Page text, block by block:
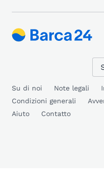
Su di noi Note legali
Condizioni generali
Aiuto
Contatto